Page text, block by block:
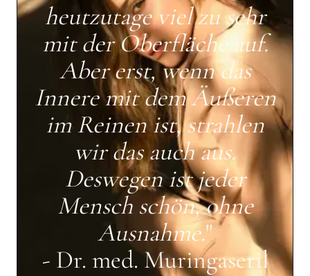
heutzutage viel zu sehr
mit der Oberfläche auf.
Aber erst, wenn das
Innere mit dem Äußeren
im Reinen ist, strahlen
wir das auch aus.
Deswegen ist jeder
Mensch schön, ohne
Ausnahme."
- Dr. med. Muringaseril